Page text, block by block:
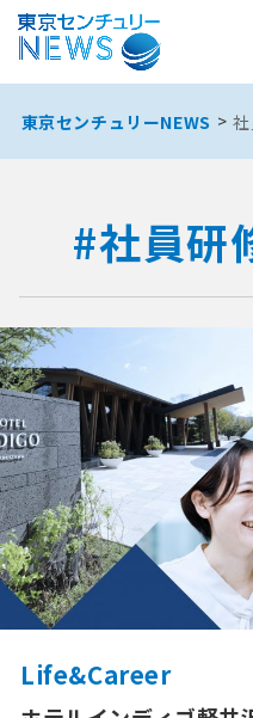
東京センチュリーNEWS
#社員研
Life&Career